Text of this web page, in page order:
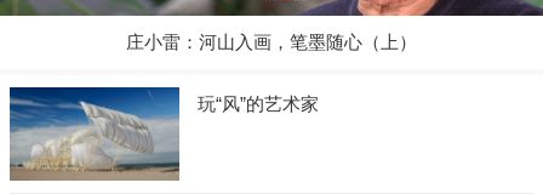
庄小雷：河山入画，笔墨随心（上）
玩“风”的艺术家